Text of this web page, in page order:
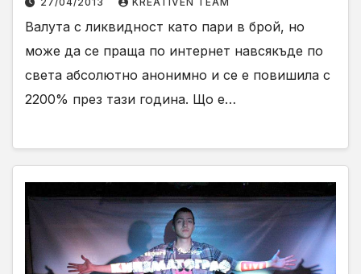
Валута с ликвидност като пари в брой, но
може да се праща по интернет навсякъде по
света абсолютно анонимно и се е повишила с
2200% през тази година. Що е…